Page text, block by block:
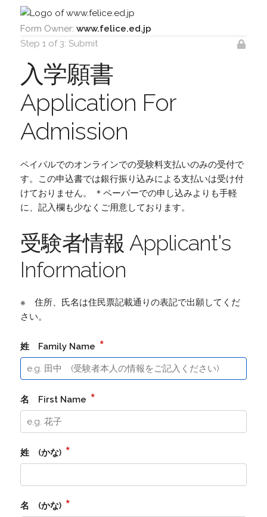
Form Owner: www.felice.ed.jp
Step 1 of 3: Submit
入学願書
Application For
Admission
ペイパルでのオンラインでの受験料支払いのみの受付で
す。この申込書では銀行振り込みによる支払いは受け付
けておりません。 ＊ペーパーでの申し込みよりも手軽
に、記入欄も少なくご用意しております。
受験者情報 Applicant's
Information
※ 住所、氏名は住民票記載通りの表記で出願してくだ
さい。
姓 Family Name *
名 First Name *
姓 (かな) *
名 (かな) *